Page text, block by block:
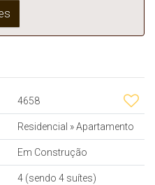
4658
Residencial »Apartamento
Em Construção
4 (sendo 4 suítes)